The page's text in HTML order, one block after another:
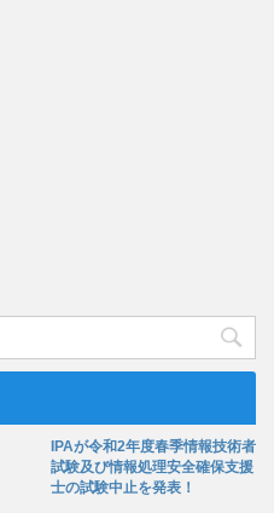
IPAが令和2年度春季情報技術者
試験及び情報処理安全確保支援
士の試験中止を発表！